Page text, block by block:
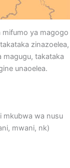
mifumo ya magogo
zinazoelea,
magugu, takataka
unaoelea.
mkubwa wa nusu
mwani, nk)